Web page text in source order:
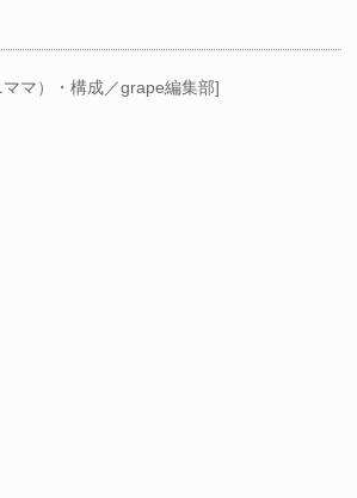
マ）・構成／grape編集部]